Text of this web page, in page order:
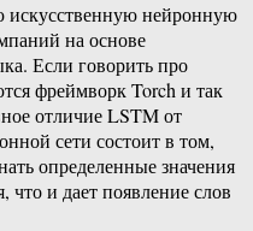
искусственную нейронную
на основе
Если говорить про
фреймворк Torch и так
отличие LSTM от
сети состоит в том,
определенные значения
что и дает появление слов